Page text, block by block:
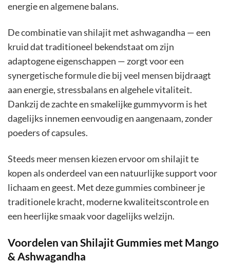
energie en algemene balans.
De combinatie van shilajit met ashwagandha — een
kruid dat traditioneel bekendstaat om zijn
adaptogene eigenschappen — zorgt voor een
synergetische formule die bij veel mensen bijdraagt
aan energie, stressbalans en algehele vitaliteit.
Dankzij de zachte en smakelijke gummyvorm is het
dagelijks innemen eenvoudig en aangenaam, zonder
poeders of capsules.
Steeds meer mensen kiezen ervoor om shilajit te
kopen als onderdeel van een natuurlijke support voor
lichaam en geest. Met deze gummies combineer je
traditionele kracht, moderne kwaliteitscontrole en
een heerlijke smaak voor dagelijks welzijn.
Voordelen van Shilajit Gummies met Mango
& Ashwagandha